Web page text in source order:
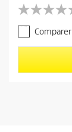
i
x
a
c
t
u
0
.
0
s
r
Comparer